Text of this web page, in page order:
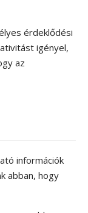
érdeklődési
igényel,
az
információk
abban, hogy